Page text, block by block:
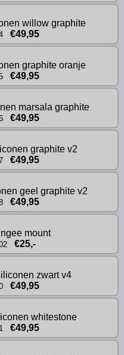
willow graphite
€49,95
graphite oranje
€49,95
marsala graphite
€49,95
graphite v2
€49,95
geel graphite v2
€49,95
mount
€25,-
zwart v4
€49,95
whitestone
€49,95